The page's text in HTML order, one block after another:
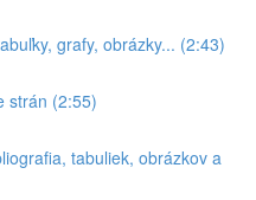
grafy, obrázky... (2:43)
strán (2:55)
tabuliek, obrázkov a